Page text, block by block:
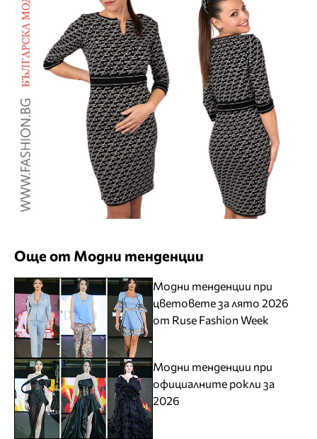
Още от Модни тенденции
Модни тенденции при
цветовете за лято 2026
от Ruse Fashion Week
Модни тенденции при
официалните рокли за
2026